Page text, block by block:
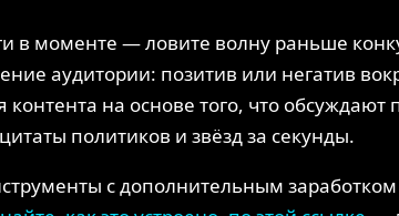
в моменте — ловите волну раньше
аудитории: позитив или негатив
контента на основе того, что обсуждают
политиков и звёзд за секунды.
с дополнительным